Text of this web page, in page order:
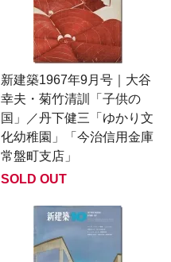
新建築1967年9月号｜大谷
幸夫・菊竹清訓「子供の
国」／丹下健三「ゆかり文
化幼稚園」「今治信用金庫
常盤町支店」
SOLD OUT